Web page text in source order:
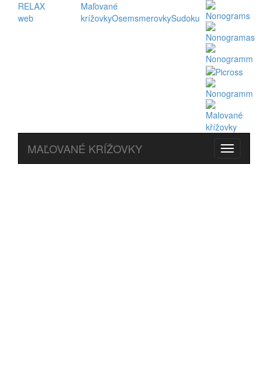
RELAX
web
Maľované
krížovkyOsemsmerovkySudoku
MAĽOVANÉ KRÍŽOVKY